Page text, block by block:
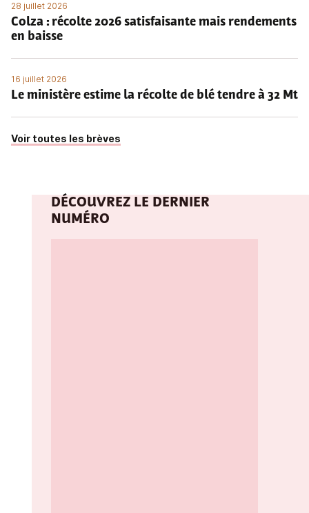
28 juillet 2026
Colza : récolte 2026 satisfaisante mais rendements
en baisse
16 juillet 2026
Le ministère estime la récolte de blé tendre à 32 Mt
Voir toutes les brèves
DÉCOUVREZ LE DERNIER
NUMÉRO